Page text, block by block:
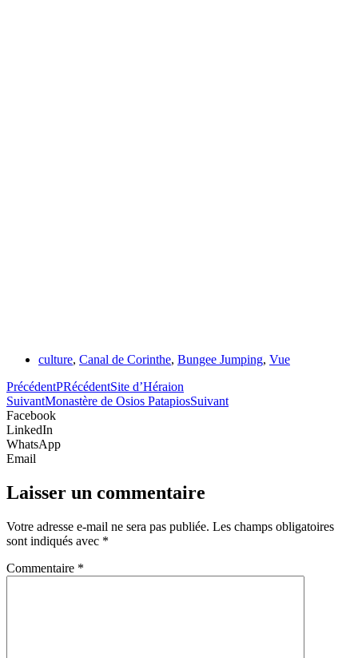
culture, Canal de Corinthe, Bungee Jumping, Vue
PrécédentPRécédentSite d’Héraion
SuivantMonastère de Osios PatapiosSuivant
Facebook
LinkedIn
WhatsApp
Email
Laisser un commentaire
Votre adresse e-mail ne sera pas publiée. Les champs obligatoires
sont indiqués avec *
Commentaire *